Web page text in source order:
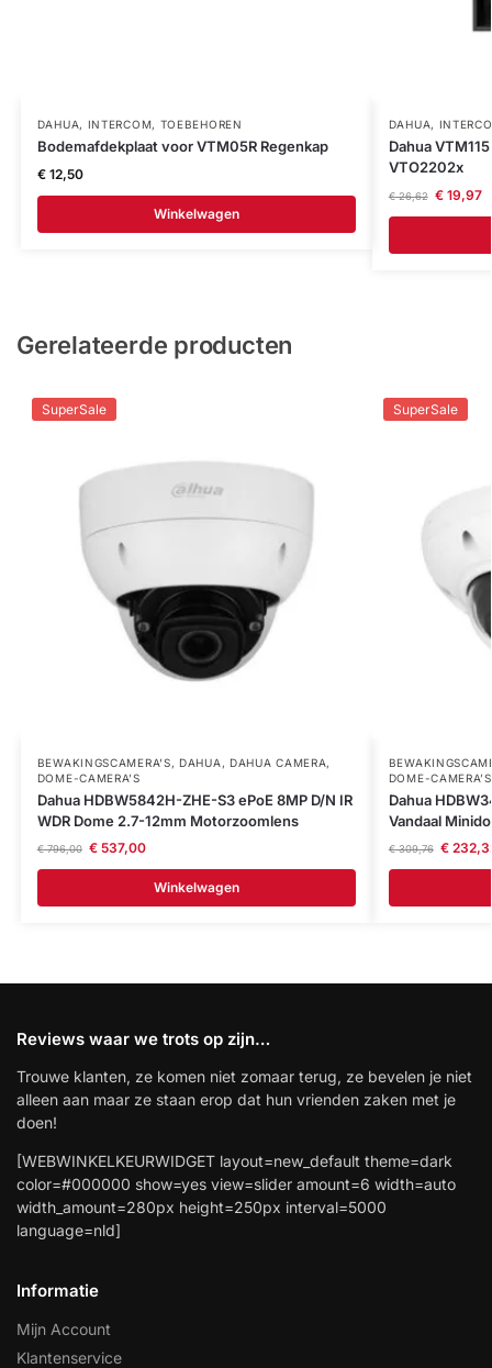
DAHUA, INTERCOM, TOEBEHOREN
Bodemafdekplaat voor VTM05R Regenkap
€12,50
Winkelwagen
DAHUA,
Dahua
VTO2202x
€26,62 €19,97
Gerelateerde producten
SuperSale
BEWAKINGSCAMERA'S,DAHUA , DAHUA CAMERA,
DOME-CAMERA’S
Dahua HDBW5842H-ZHE-S3 ePoE 8MP D/N IR
WDR Dome 2.7-12mm Motorzoomlens
€796,00 €537,00
Winkelwagen
SuperSale
DOME-CAMERA’S
Dahua
Vandaal
€309,76 €
Reviews waar we trots op zijn…
Trouwe klanten, ze komen niet zomaar terug, ze bevelen je niet
alleen aan maar ze staan erop dat hun vrienden zaken met je
doen!
[WEBWINKELKEURWIDGET layout=new_default theme=dark
color=#000000 show=yes view=slider amount=6 width=auto
width_amount=280px height=250px interval=5000
language=nld]
Informatie
Mijn Account
Klantenservice